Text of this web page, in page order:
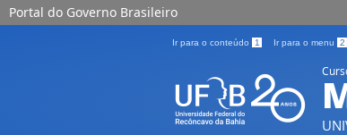
Portal do Governo Brasileiro
Ir para o conteúdo 1 Ir para o menu 2